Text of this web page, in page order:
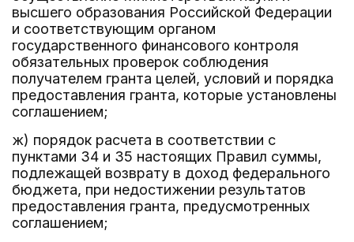
высшего образования Российской Федерации
и соответствующим органом
государственного финансового контроля
обязательных проверок соблюдения
получателем гранта целей, условий и порядка
предоставления гранта, которые установлены
соглашением;
ж) порядок расчета в соответствии с
пунктами 34 и 35 настоящих Правил суммы,
подлежащей возврату в доход федерального
бюджета, при недостижении результатов
предоставления гранта, предусмотренных
соглашением;